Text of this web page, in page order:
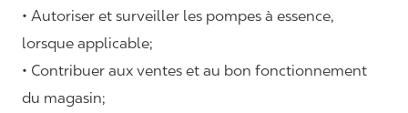
• Autoriser et surveiller les pompes à essence,
lorsque applicable;
• Contribuer aux ventes et au bon fonctionnement
du magasin;